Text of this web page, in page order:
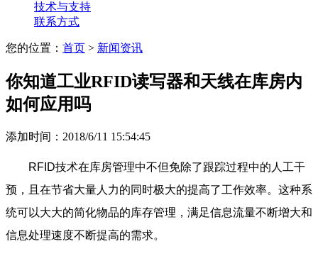
技术与支持
联系方式
您的位置： 首页 > 新闻资讯
你知道工业RFID读写器和天线在库房内
如何应用吗
添加时间：2018/6/11 15:54:45
RFID技术在库房管理中不但免除了跟踪过程中的人工干
预，且在节省大量人力的同时极大的提高了工作效率。这种系
统可以大大的简化物品的库存管理，满足信息流量不断增大和
信息处理速度不断提高的需求。